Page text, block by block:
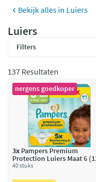
Luiers
Luiers
Filters
137 Resultaten
nergens goedkoper
3x Pampers Premium
Protection Luiers Maat 6
18 kg)
40 stuks